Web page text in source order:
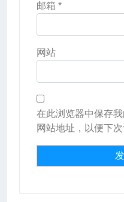
邮箱 *
网站
在此浏览器中保存
网站地址，以便下次